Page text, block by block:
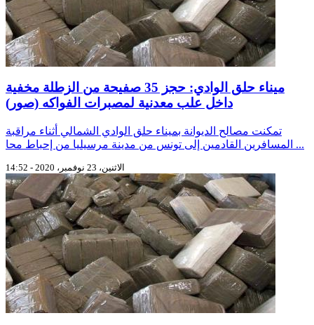
ميناء حلق الوادي: حجز 35 صفيحة من الزطلة مخفية
داخل علب معدنية لمصبرات الفواكه (صور)
تمكنت مصالح الديوانة بميناء حلق الوادي الشمالي أثناء مراقبة
المسافرين القادمين إلى تونس من مدينة مرسيليا من إحباط محا ...
الاثنين، 23 نوفمبر، 2020 - 14:52